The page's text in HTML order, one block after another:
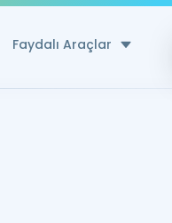
Faydalı Araçlar